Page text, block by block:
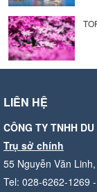
LIÊN HỆ
CÔNG TY TNHH
Trụ sở chính
55 Nguyễn Văn
Tel: 028-6262-1269